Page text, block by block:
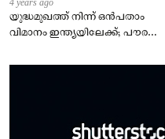
യുദ്ധമുഖത്ത് നിന്ന് ഒൻപതാം
വിമാനം ഇന്ത്യയിലേക്ക്; പൗരന്മാർ
– കേന്ദ്രം